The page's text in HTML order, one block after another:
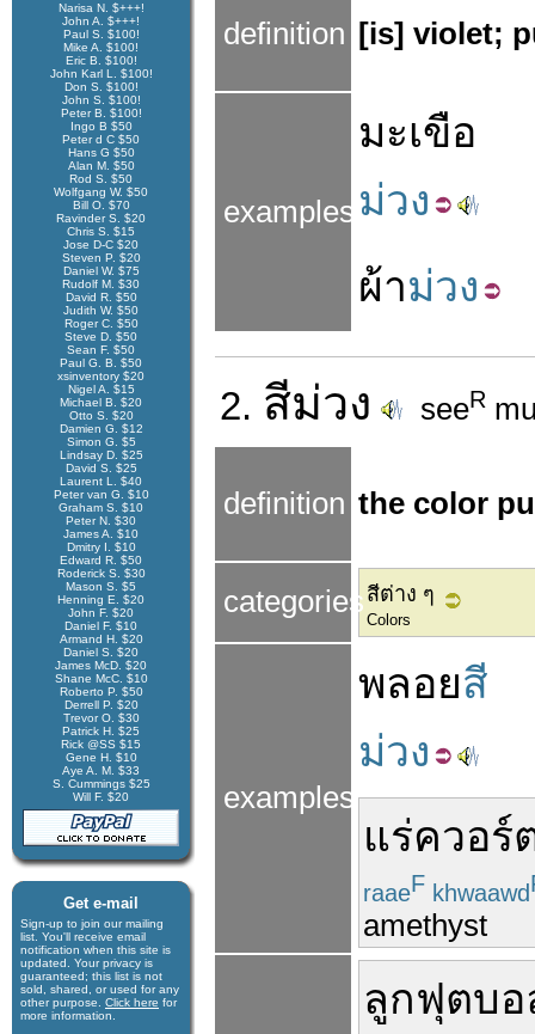
Narisa N. $+++!
John A. $+++!
Paul S. $100!
Mike A. $100!
Eric B. $100!
John Karl L. $100!
Don S. $100!
John S. $100!
Peter B. $100!
Ingo B $50
Peter d C $50
Hans G $50
Alan M. $50
Rod S. $50
Wolfgang W. $50
Bill O. $70
Ravinder S. $20
Chris S. $15
Jose D-C $20
Steven P. $20
Daniel W. $75
Rudolf M. $30
David R. $50
Judith W. $50
Roger C. $50
Steve D. $50
Sean F. $50
Paul G. B. $50
xsinventory $20
Nigel A. $15
Michael B. $20
Otto S. $20
Damien G. $12
Simon G. $5
Lindsay D. $25
David S. $25
Laurent L. $40
Peter van G. $10
Graham S. $10
Peter N. $30
James A. $10
Dmitry I. $10
Edward R. $50
Roderick S. $30
Mason S. $5
Henning E. $20
John F. $20
Daniel F. $10
Armand H. $20
Daniel S. $20
James McD. $20
Shane McC. $10
Roberto P. $50
Derrell P. $20
Trevor O. $30
Patrick H. $25
Rick @SS $15
Gene H. $10
Aye A. M. $33
S. Cummings $25
Will F. $20
Get e-mail
Sign-up to join our mail­ing
list. You'll receive e­mail
notification when this site is
updated. Your privacy is
guaran­teed; this list is not
sold, shared, or used for any
other purpose. Click here for
more infor­mation.
definition [is] violet;
examples
มะเขือ
ม่วง
ผ้าม่วง
2. สีม่วง seeR
definition the color
categories สีต่าง ๆ
Colors
examples
พลอยสี
ม่วง
แร่ควอร์
raaeF khwaawd
amethyst
ลูกฟุตบอ